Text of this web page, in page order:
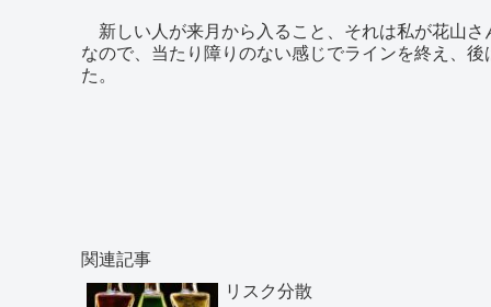
新しい人が来月から入ること、それは私が花山さ
なので、当たり障りのない感じでラインを終え、
た。
関連記事
リスク分散